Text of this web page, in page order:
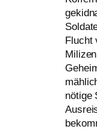
Flucht
nöti­ge